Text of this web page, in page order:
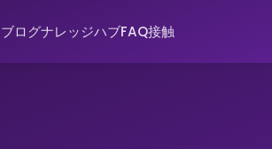
ブログナレッジハブFAQ接触